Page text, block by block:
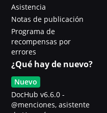
Asistencia
Notas de publicación
Programa de
recompensas por
errores
¿Qué hay de nuevo?
Nuevo
DocHub v6.6.0 -
@menciones, asistente